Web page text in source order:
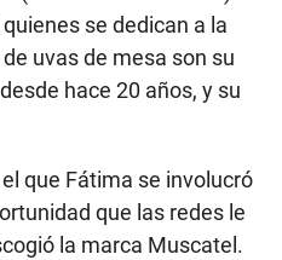
se dedican a la
uvas de mesa son su
hace 20 años, y su
que Fátima se involucró
que las redes le
la marca Muscatel.